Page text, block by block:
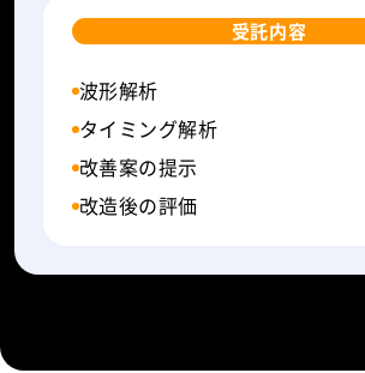
受託内容
波形解析
タイミング解析
改善案の提示
改造後の評価